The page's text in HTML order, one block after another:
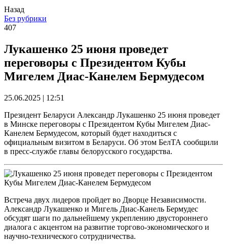
Назад
Без рубрики
407
Лукашенко 25 июня проведет
переговоры с Президентом Кубы
Мигелем Диас-Канелем Бермудесом
25.06.2025 | 12:51
Президент Беларуси Александр Лукашенко 25 июня проведет
в Минске переговоры с Президентом Кубы Мигелем Диас-
Канелем Бермудесом, который будет находиться с
официальным визитом в Беларуси. Об этом БелТА сообщили
в пресс-службе главы белорусского государства.
Встреча двух лидеров пройдет во Дворце Независимости.
Александр Лукашенко и Мигель Диас-Канель Бермудес
обсудят шаги по дальнейшему укреплению двустороннего
диалога с акцентом на развитие торгово-экономического и
научно-технического сотрудничества.